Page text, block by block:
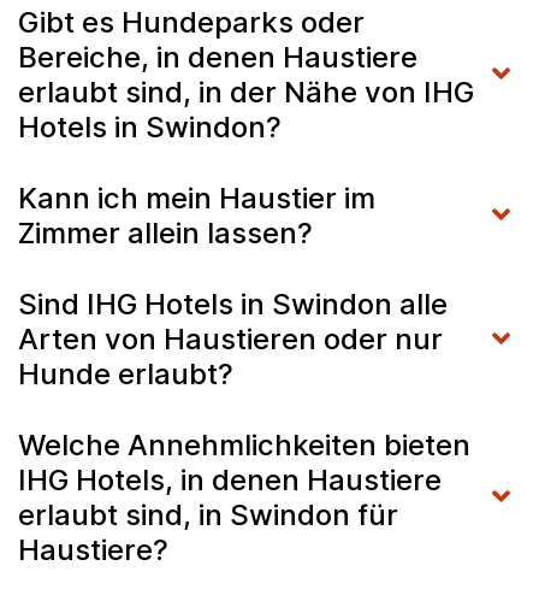
Gibt es Hundeparks oder
Bereiche, in denen Haustiere
erlaubt sind, in der Nähe von IHG
Hotels in Swindon?
Kann ich mein Haustier im
Zimmer allein lassen?
Sind IHG Hotels in Swindon alle
Arten von Haustieren oder nur
Hunde erlaubt?
Welche Annehmlichkeiten bieten
IHG Hotels, in denen Haustiere
erlaubt sind, in Swindon für
Haustiere?